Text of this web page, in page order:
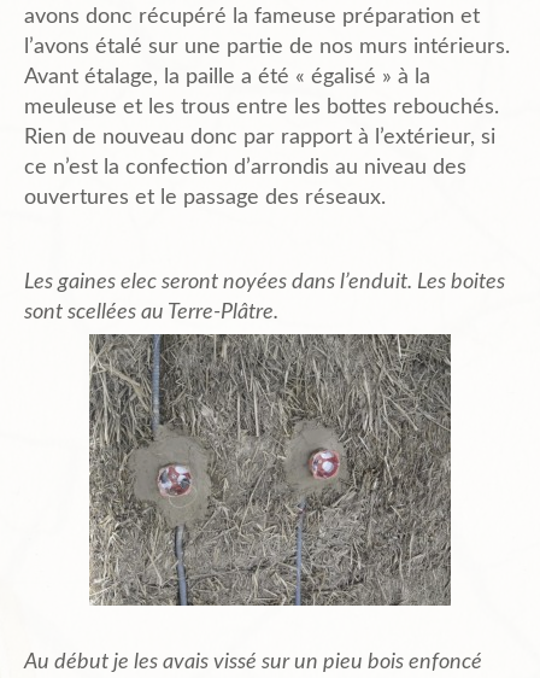
avons donc récupéré la fameuse préparation et
l’avons étalé sur une partie de nos murs intérieurs.
Avant étalage, la paille a été « égalisé » à la
meuleuse et les trous entre les bottes rebouchés.
Rien de nouveau donc par rapport à l’extérieur, si
ce n’est la confection d’arrondis au niveau des
ouvertures et le passage des réseaux.
Les gaines elec seront noyées dans l’enduit. Les boites
sont scellées au Terre-Plâtre.
Au début je les avais vissé sur un pieu bois enfoncé